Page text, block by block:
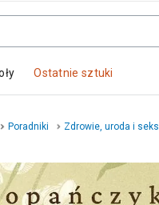
Ostatnie sztuki
Poradniki Zdrowie, uroda i seks